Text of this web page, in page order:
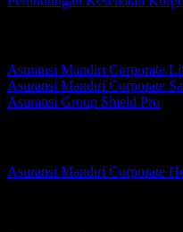
Asuransi Mandiri Corporate
Asuransi Mandiri Corporate
Asuransi Group Shield Pro
Asuransi Mandiri Corporate